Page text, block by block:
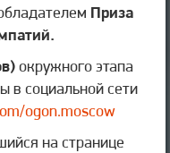
Приза
окружного этапа
в социальной сети
ogon.moscow
на странице